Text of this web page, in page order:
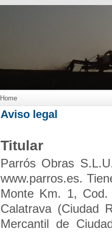
Home
Aviso legal
Titular
Parrós Obras
www.parros.es.
Monte Km. 1,
Calatrava (Ciudad
Mercantil de